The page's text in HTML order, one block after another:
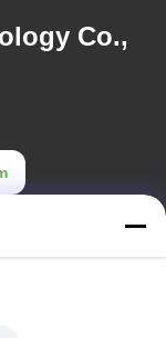
Co.,